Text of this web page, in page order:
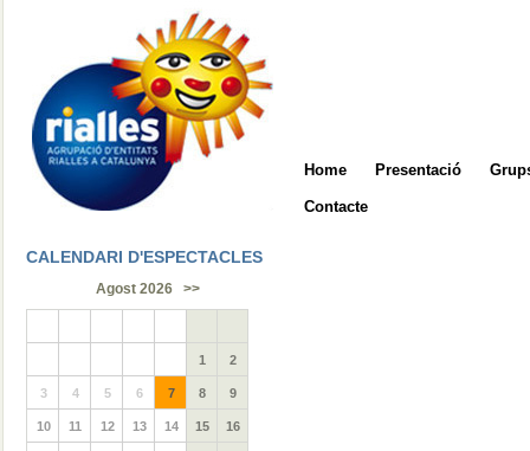
Home Presentació
Contacte
CALENDARI D'ESPECTACLES
Agost 2026 >>
1 2
3 4 5 6 7 8 9
10 11 12 13 14 15 16